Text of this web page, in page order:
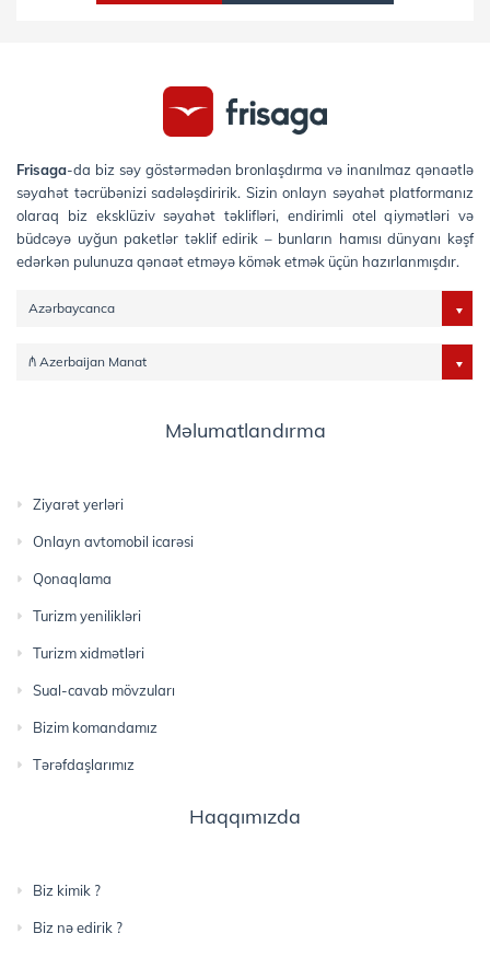
Frisaga-da biz səy göstərmədən bronlaşdırma və inanılmaz qənaətlə
səyahət təcrübənizi sadələşdiririk. Sizin onlayn səyahət platformanız
olaraq biz eksklüziv səyahət təklifləri, endirimli otel qiymətləri və
büdcəyə uyğun paketlər təklif edirik – bunların hamısı dünyanı kəşf
edərkən pulunuza qənaət etməyə kömək etmək üçün hazırlanmışdır.
Azərbaycanca
₼ Azerbaijan Manat
Məlumatlandırma
Ziyarət yerləri
Onlayn avtomobil icarəsi
Qonaqlama
Turizm yenilikləri
Turizm xidmətləri
Sual-cavab mövzuları
Bizim komandamız
Tərəfdaşlarımız
Haqqımızda
Biz kimik ?
Biz nə edirik ?